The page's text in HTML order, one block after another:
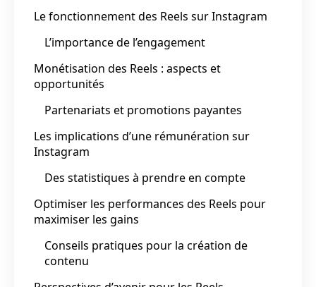
Le fonctionnement des Reels sur Instagram
L’importance de l’engagement
Monétisation des Reels : aspects et
opportunités
Partenariats et promotions payantes
Les implications d’une rémunération sur
Instagram
Des statistiques à prendre en compte
Optimiser les performances des Reels pour
maximiser les gains
Conseils pratiques pour la création de
contenu